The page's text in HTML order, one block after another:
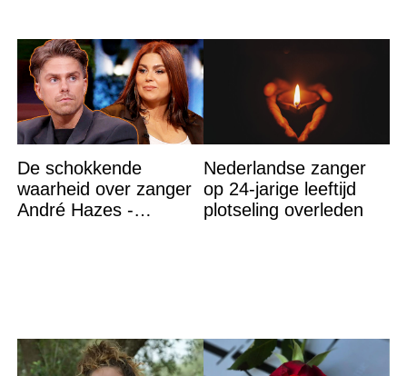
De schokkende
waarheid over zanger
André Hazes -
Nederlandse zanger
op 24-jarige leeftijd
plotseling overleden